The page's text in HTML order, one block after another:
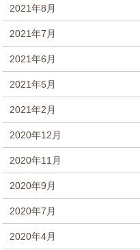
2021年8月
2021年7月
2021年6月
2021年5月
2021年2月
2020年12月
2020年11月
2020年9月
2020年7月
2020年4月